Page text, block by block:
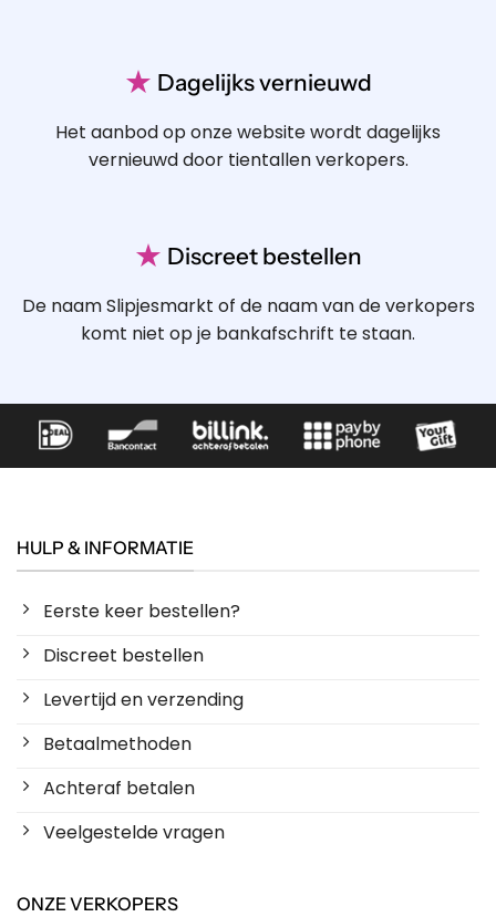
★ Dagelijks vernieuwd
Het aanbod op onze website wordt dagelijks
vernieuwd door tientallen verkopers.
★ Discreet bestellen
De naam Slipjesmarkt of de naam van de verkopers
komt niet op je bankafschrift te staan.
HULP & INFORMATIE
Eerste keer bestellen?
Discreet bestellen
Levertijd en verzending
Betaalmethoden
Achteraf betalen
Veelgestelde vragen
ONZE VERKOPERS